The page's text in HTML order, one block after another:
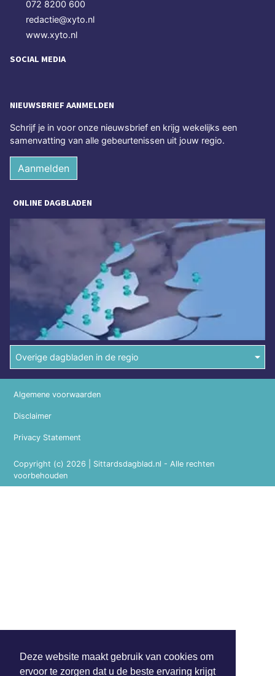
Deze website maakt gebruik van cookies om
ervoor te zorgen dat u de beste ervaring krijgt
072 8200 600
redactie@xyto.nl
www.xyto.nl
SOCIAL MEDIA
NIEUWSBRIEF AANMELDEN
Schrijf je in voor onze nieuwsbrief en krijg wekelijks een
samenvatting van alle gebeurtenissen uit jouw regio.
Aanmelden
ONLINE DAGBLADEN
Overige dagbladen in de regio
Copyright (c) 2026 | Sittardsdagblad.nl - Alle rechten
voorbehouden
Algemene voorwaarden
Disclaimer
Privacy Statement